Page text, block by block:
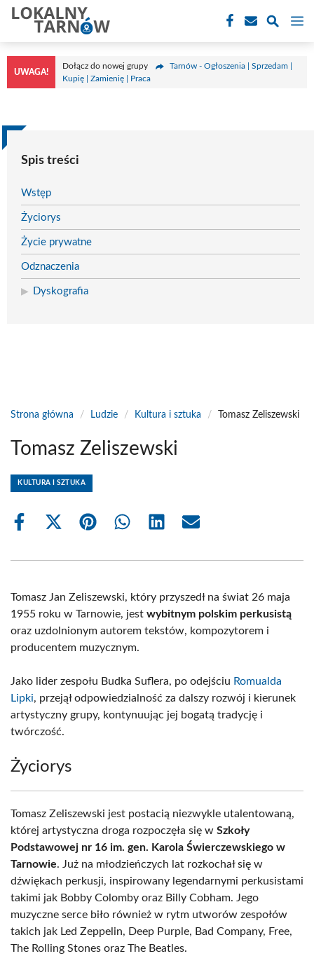
Przejdź
treści
UWAGA!
Dołącz do nowej grupy
Tarnów - Ogłoszenia | Sprzedam |
Kupię | Zamienię | Praca
Spis treści
Wstęp
Życiorys
Życie prywatne
Odznaczenia
Dyskografia
Strona główna / Ludzie / Kultura i sztuka / Tomasz Zeliszewski
Tomasz Zeliszewski
KULTURA I SZTUKA
Share
Share
(Twitter)
Share Share Share Share
Tomasz Jan Zeliszewski, który przyszedł na świat 26 maja
1955 roku w Tarnowie, jest wybitnym polskim perkusistą
oraz uzdolnionym autorem tekstów, kompozytorem i
producentem muzycznym.
Jako lider zespołu Budka Suflera, po odejściu Romualda
Lipki, przejął odpowiedzialność za dalszy rozwój i kierunek
artystyczny grupy, kontynuując jej bogatą tradycję i
twórczość.
Życiorys
Tomasz Zeliszewski jest postacią niezwykle utalentowaną,
której artystyczna droga rozpoczęła się w Szkoły
Podstawowej nr 16 im. gen. Karola Świerczewskiego w
Tarnowie. Już na młodzieńczych lat rozkochał się w
dźwiękach perkusji, inspirowany legendarnymi perkusistami
takimi jak Bobby Colomby oraz Billy Cobham. Jego
muzyczne serce biło również w rytm utworów zespołów
takich jak Led Zeppelin, Deep Purple, Bad Company, Free,
The Rolling Stones oraz The Beatles.